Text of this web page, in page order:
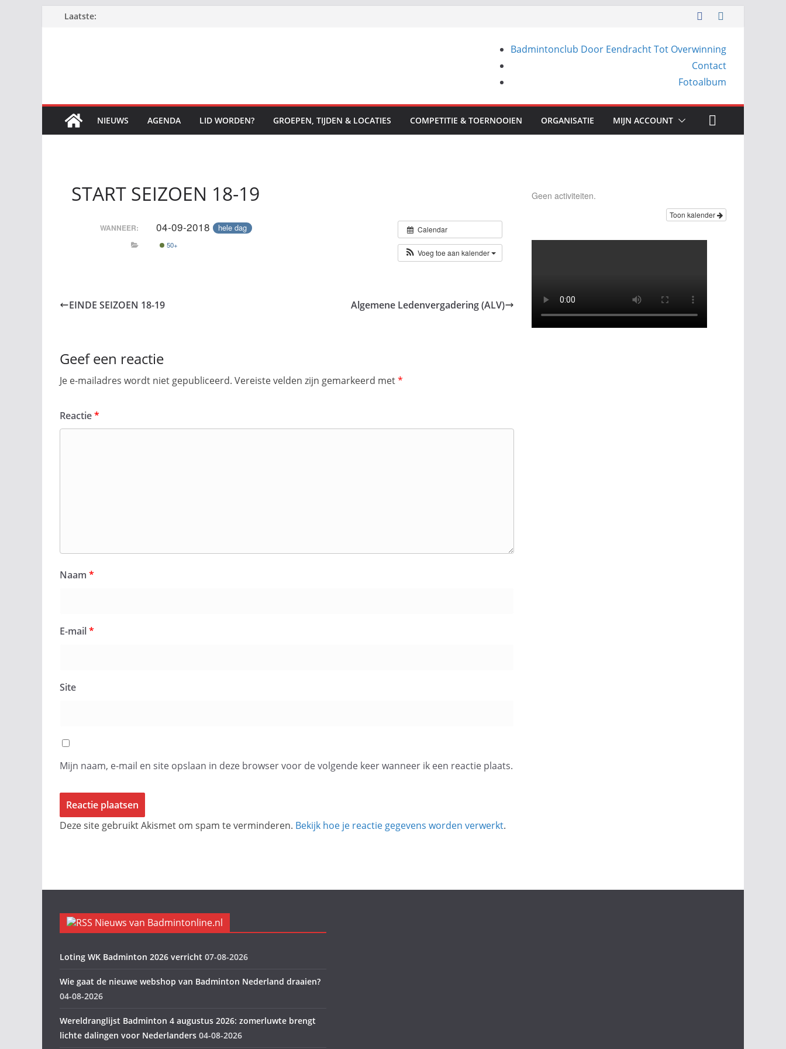
Laatste:
Badmintonclub Door Eendracht Tot Overwinning
Contact
Fotoalbum
NIEUWS AGENDA LID WORDEN? GROEPEN, TIJDEN & LOCATIES COMPETITIE & TOERNOOIEN ORGANISATIE MIJN ACCOUNT
START SEIZOEN 18-19
Calendar
Voeg toe aan kalender
WANNEER: 04-09-2018 hele dag
50+
EINDE SEIZOEN 18-19 Algemene Ledenvergadering (ALV)
Geef een reactie
Je e-mailadres wordt niet gepubliceerd. Vereiste velden zijn gemarkeerd met*
Reactie*
Naam *
E-mail*
Site
Mijn naam, e-mail en site opslaan in deze browser voor de volgende keer wanneer ik een reactie plaats.
Deze site gebruikt Akismet om spam te verminderen. Bekijk hoe je reactie gegevens worden verwerkt.
Geen activiteiten.
Toon kalender
Nieuws van Badmintonline.nl
Loting WK Badminton 2026 verricht 07-08-2026
Wie gaat de nieuwe webshop van Badminton Nederland draaien?
04-08-2026
Wereldranglijst Badminton 4 augustus 2026: zomerluwte brengt
lichte dalingen voor Nederlanders 04-08-2026